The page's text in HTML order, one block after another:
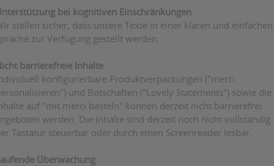
bei kognitiven Einschränkungen
stellen sicher, dass unsere Texte in einer klaren und einfachen
zur Verfügung gestellt werden.
barrierefreie Inhalte
konfigurierbare Produktverpackungen ("merci
und Botschaften ("Lovely Statements") sowie die
auf "mit merci basteln" können derzeit nicht barrierefrei
werden. Die Inhalte sind derzeit noch nicht vollständig
Tastatur steuerbar oder durch einen Screenreader lesbar.
Überwachung